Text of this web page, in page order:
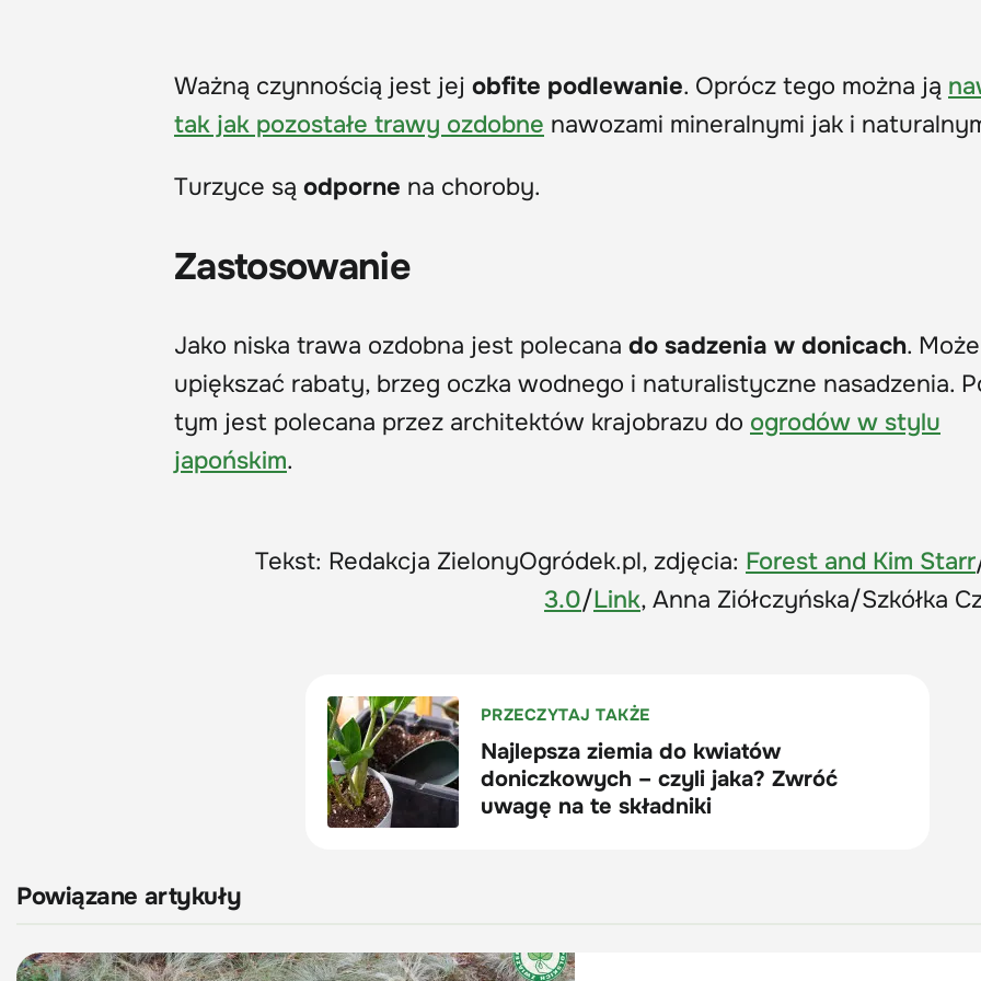
Ważną czynnością jest jej obfite podlewanie. Oprócz tego można ją
tak jak pozostałe trawy ozdobne nawozami mineralnymi jak i
Turzyce są odporne na choroby.
Zastosowanie
Jako niska trawa ozdobna jest polecana do sadzenia w donicach. Może
upiększać rabaty, brzeg oczka wodnego i naturalistyczne nasadzenia.
tym jest polecana przez architektów krajobrazu do ogrodów w stylu
japońskim.
Tekst: Redakcja ZielonyOgródek.pl, zdjęcia: Forest and Kim Starr
3.0/Link, Anna Ziółczyńska/Szkółka
Powiązane artykuły